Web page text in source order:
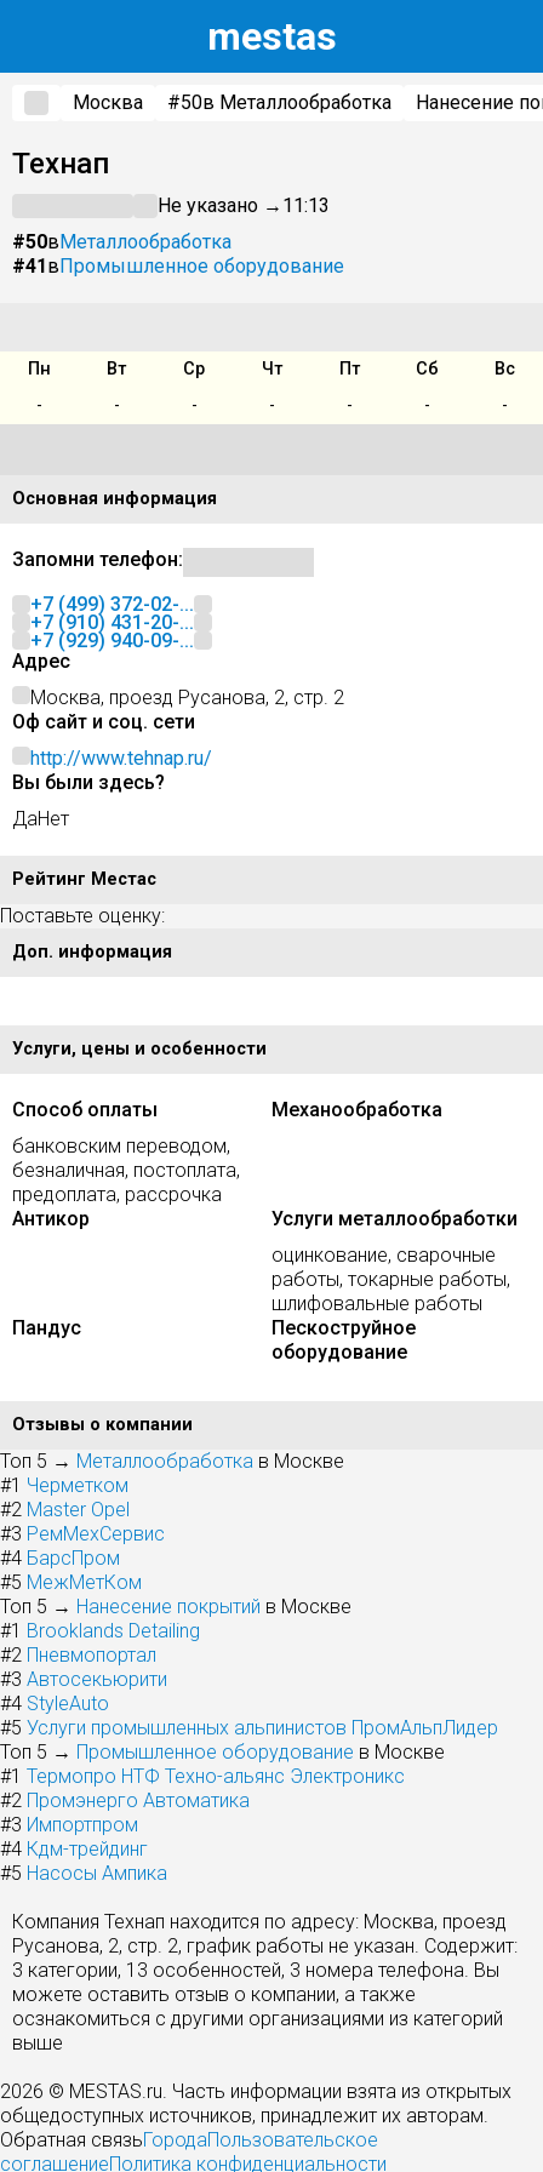
mestas
Москва #50в Металлообработка Нанесение
Технап
Не указано → 11:13
#50вМеталлообработка
#41вПромышленное оборудование
Пн Вт Ср Чт Пт Сб
Вс
-
- - - - - -
Основная информация
Запомни телефон:
+7 (499) 372-02-...
+7 (910) 431-20-...
+7 (929) 940-09-...
Адрес
Москва, проезд Русанова, 2, стр. 2
Оф сайт и соц. сети
http://www.tehnap.ru/
Вы были здесь?
ДаНет
Рейтинг Местас
Поставьте оценку:
Доп. информация
Услуги, цены и особенности
Способ оплаты
банковским переводом,
безналичная, постоплата,
предоплата, рассрочка
Механообработка
Антикор
Услуги металлообработки
оцинкование, сварочные
работы, токарные работы,
шлифовальные работы
Пандус
Пескоструйное
оборудование
Отзывы о компании
Топ 5 → Металлообработка в Москве
#1 Черметком
#2 Master Opel
#3 РемМехСервис
#4 БарсПром
#5 МежМетКом
Топ 5 → Нанесение покрытий в Москве
#1 Brooklands Detailing
#2 Пневмопортал
#3 Автосекьюрити
#4 StyleAuto
#5 Услуги промышленных альпинистов ПромАльпЛидер
Топ 5 → Промышленное оборудование в Москве
#1 Термопро НТФ Техно-альянс Электроникс
#2 Промэнерго Автоматика
#3 Импортпром
#4 Кдм-трейдинг
#5 Насосы Ампика
Компания Технап находится по адресу: Москва, проезд
Русанова, 2, стр. 2, график работы не указан. Содержит:
3 категории, 13 особенностей, 3 номера телефона. Вы
можете оставить отзыв о компании, а также
осзнакомиться с другими организациями из категорий
выше
2026 © MESTAS.ru. Часть информации взята из открытых
общедоступных источников, принадлежит их авторам.
Обратная связьГородаПользовательское
соглашениеПолитика конфиденциальности